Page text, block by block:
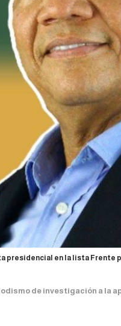
presidencial en la lista Frente
de investigación a la apuesta